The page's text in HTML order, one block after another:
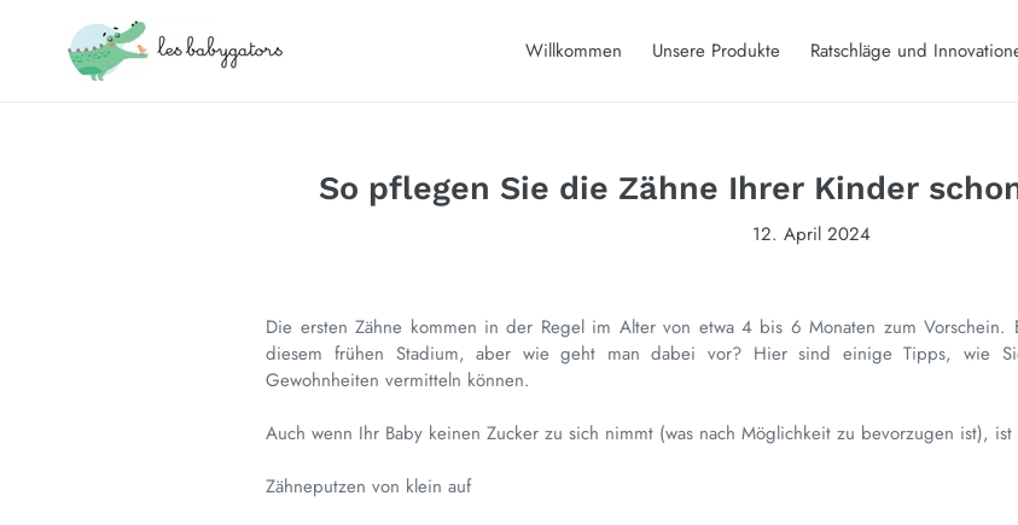
Willkommen Unsere Produkte Ratschläge und
So pflegen Sie die Zähne Ihrer Kinder
12. April 2024
Die ersten Zähne kommen in der Regel im Alter von etwa 4 bis 6 Monaten zum
diesem frühen Stadium, aber wie geht man dabei vor? Hier sind einige Tipps, wie
Gewohnheiten vermitteln können.
Auch wenn Ihr Baby keinen Zucker zu sich nimmt (was nach Möglichkeit zu bevorzugen ist),
Zähneputzen von klein auf